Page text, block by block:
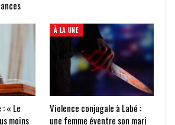
« Le
moins
À LA UNE
Violence conjugale à Labé :
une femme éventre son mari